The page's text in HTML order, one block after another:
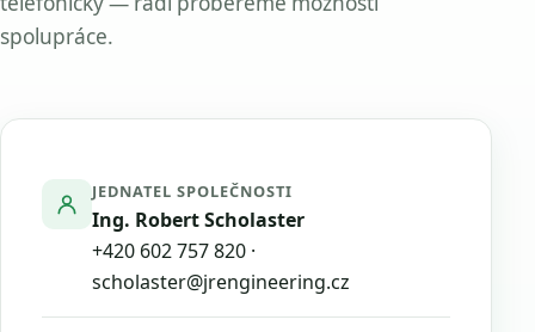
spolupráce.
JEDNATEL SPOLEČNOSTI
Ing. Robert Scholaster
+420 602 757 820 ·
scholaster@jrengineering.cz